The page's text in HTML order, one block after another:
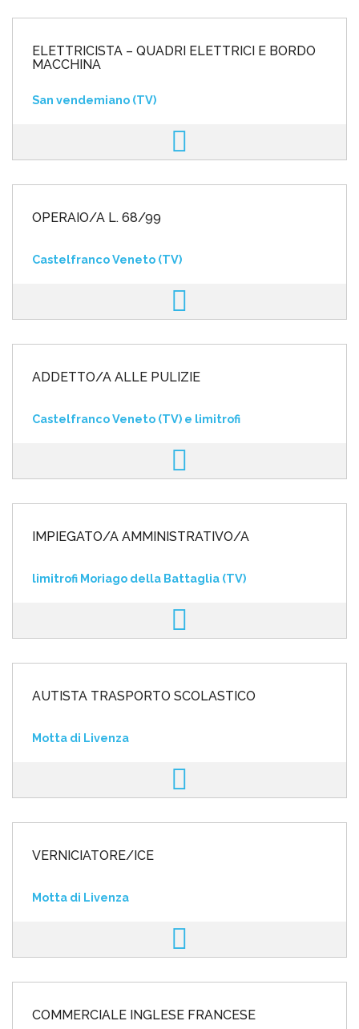
ELETTRICISTA – QUADRI ELETTRICI E BORDO
MACCHINA
San vendemiano (TV)
OPERAIO/A L. 68/99
Castelfranco Veneto (TV)
ADDETTO/A ALLE PULIZIE
Castelfranco Veneto (TV) e limitrofi
IMPIEGATO/A AMMINISTRATIVO/A
limitrofi Moriago della Battaglia (TV)
AUTISTA TRASPORTO SCOLASTICO
Motta di Livenza
VERNICIATORE/ICE
Motta di Livenza
COMMERCIALE INGLESE FRANCESE